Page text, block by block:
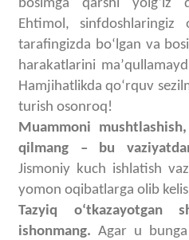
bosimga qarshi yolgʻiz
Ehtimol, sinfdoshlaringiz
tarafingizda boʻlgan va
harakatlarini
Hamjihatlikda qoʻrquv
turish osonroq!
Muammoni
qilmang – bu
Jismoniy kuch ishlatish
yomon oqibatlarga olib
Tazyiq oʻtkazayotgan
ishonmang. Agar u